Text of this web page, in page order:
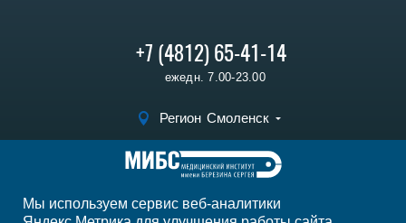
+7 (4812) 65-41-14
ежедн. 7.00-23.00
Регион Смоленск
Записаться на
прием
Мы в социальных сетях
Мы используем сервис веб-аналитики